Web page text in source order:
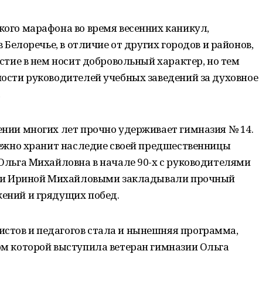
марафона во время весенних каникул,
в отличие от других городов и районов,
в нем носит добровольный характер, но тем
руководителей учебных заведений за духовное
многих лет прочно удерживает гимназия № 14.
хранит наследие своей предшественницы
Михайловна в начале 90-х с руководителями
и Ириной Михайловыми закладывали прочный
и грядущих побед.
и педагогов стала и нынешняя программа,
которой выступила ветеран гимназии Ольга